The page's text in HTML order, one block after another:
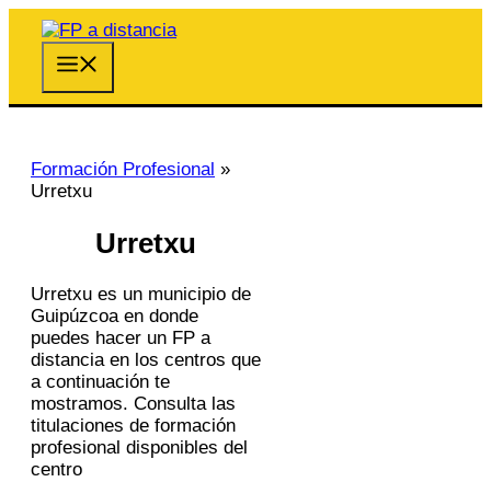
Saltar
contenido
Formación Profesional »
Urretxu
Urretxu
Urretxu es un municipio de
Guipúzcoa en donde
puedes hacer un FP a
distancia en los centros que
a continuación te
mostramos. Consulta las
titulaciones de formación
profesional disponibles del
centro